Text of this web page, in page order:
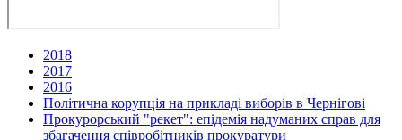
2018
2017
2016
Політична корупція на прикладі виборів в Чернігові
Прокурорський "рекет": епідемія надуманих справ для
збагачення співробітників прокуратури